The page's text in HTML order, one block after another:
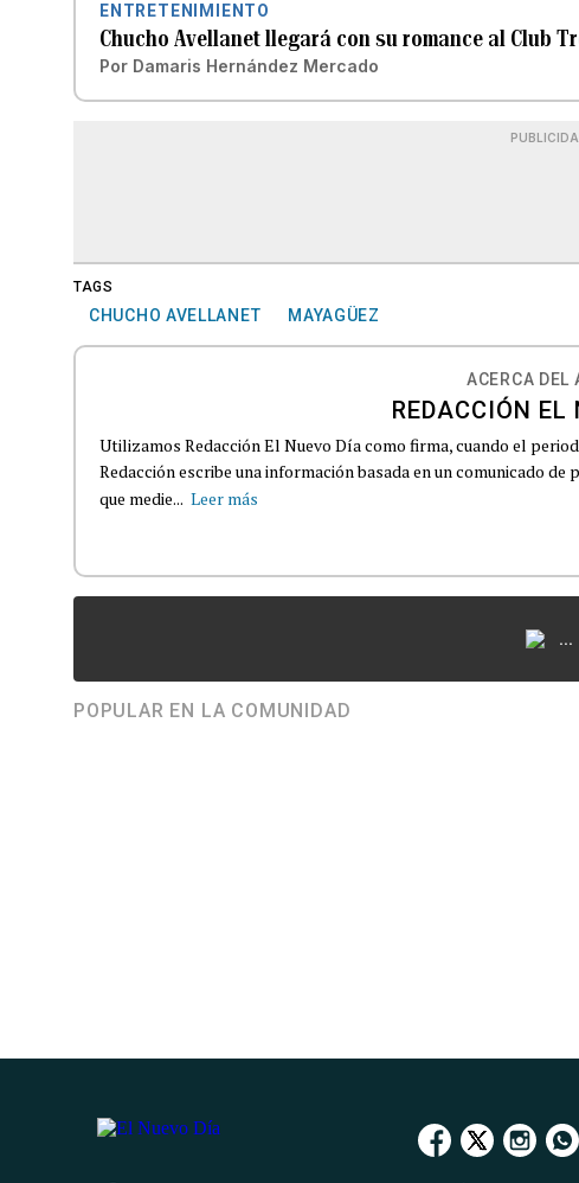
ENTRETENIMIENTO
Chucho Avellanet llegará con su romance al Club
Por Damaris Hernández Mercado
TAGS
CHUCHO AVELLANET MAYAGÜEZ
ACERCA DEL
REDACCIÓN EL
Utilizamos Redacción El Nuevo Día como firma, cuando el
Redacción escribe una información basada en un comunicado
que medie... Leer más
...
POPULAR EN LA COMUNIDAD